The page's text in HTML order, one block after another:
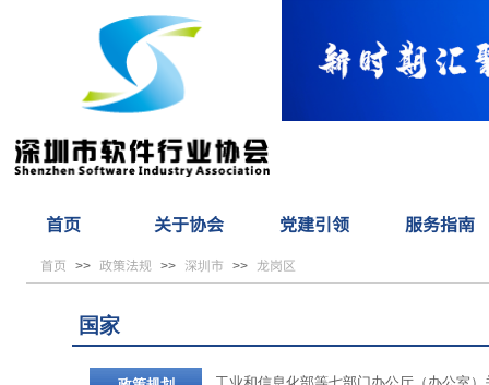
首页 关于协会 党建引领 服务指南
首页 >> 政策法规 >> 深圳市 >> 龙岗区
国家